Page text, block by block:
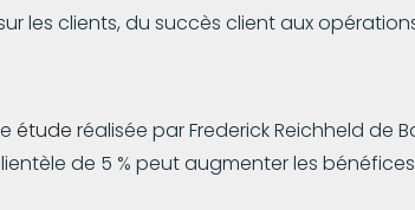
les clients, du succès client aux
étude réalisée par Frederick Reichheld de
de 5 % peut augmenter les bénéfices